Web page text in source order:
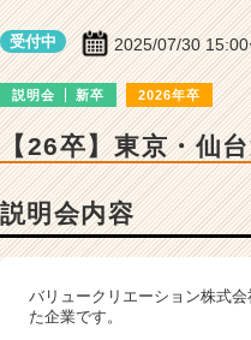
受付中 2025/07/30
説明会 新卒 2026年卒
【26卒】東京・仙
説明会内容
バリュークリエーション株式
た企業です。